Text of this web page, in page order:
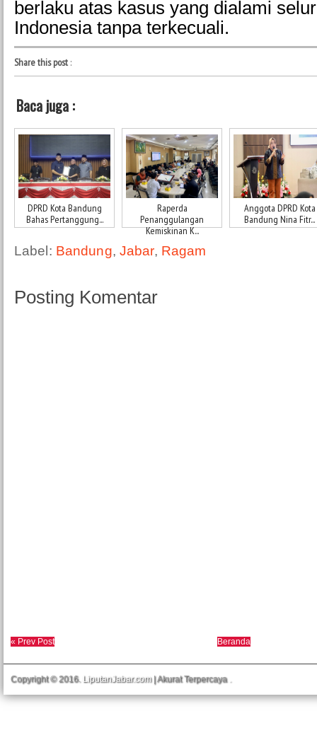
berlaku atas kasus yang dialami
Indonesia tanpa terkecuali.
Share this post:
Baca juga :
DPRD Kota Bandung
Bahas Pertanggung...
Raperda
Penanggulangan
Kemiskinan K...
Anggota DPRD Kota
Bandung Nina Fitr...
Label: Bandung, Jabar, Ragam
Posting Komentar
« Prev Post Beranda
Copyright © 2016. LiputanJabar.com| Akurat Terpercaya